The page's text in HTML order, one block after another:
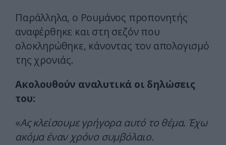
Παράλληλα, ο Ρουμάνος προπονητής
αναφέρθηκε και στη σεζόν που
ολοκληρώθηκε, κάνοντας τον απολογισμό
της χρονιάς.
Ακολουθούν αναλυτικά οι δηλώσεις
του:
«Ας κλείσουμε γρήγορα αυτό το θέμα. Έχω
ακόμα έναν χρόνο συμβόλαιο.